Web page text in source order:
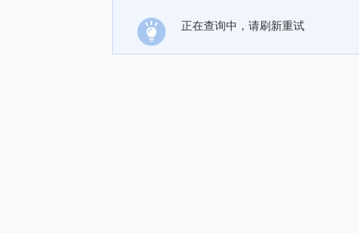
正在查询中，请刷新重试